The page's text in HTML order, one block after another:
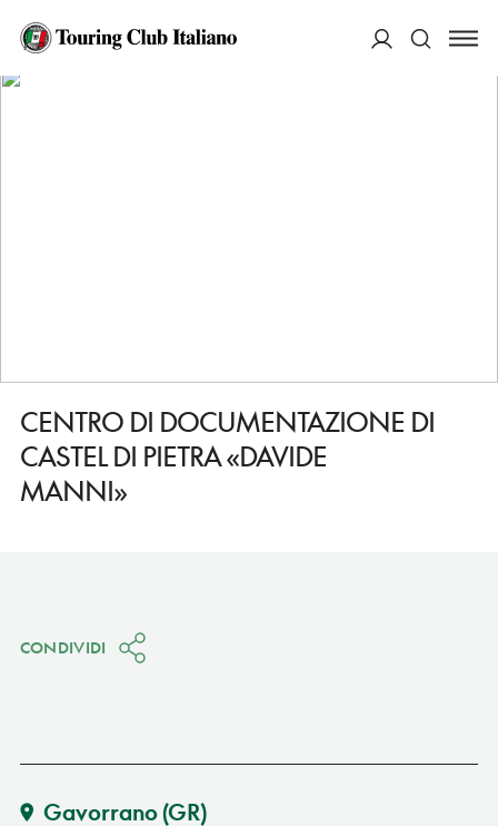
HOME
CENTRO DI DOCUMENTAZIONE DI CASTEL DI PIETRA «DAVIDE MANNI»
CENTRO DI DOCUMENTAZIONE DI
CASTEL DI PIETRA «DAVIDE
MANNI»
CONDIVIDI
Gavorrano(GR)